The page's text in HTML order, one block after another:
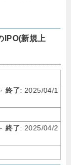
IPO(新規上
終了: 2025/04/1
終了: 2025/04/2